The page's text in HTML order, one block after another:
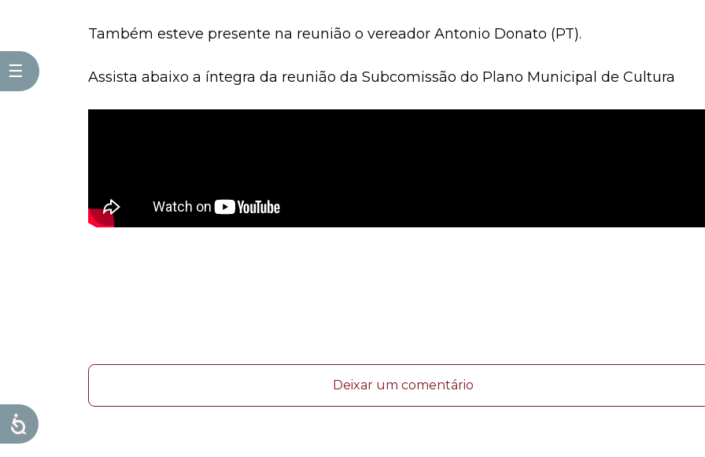
☰
Também esteve presente na reunião o vereador Antonio Donato (PT).
Assista abaixo a íntegra da reunião da Subcomissão do Plano Municipal de Cultura
Deixar um comentário